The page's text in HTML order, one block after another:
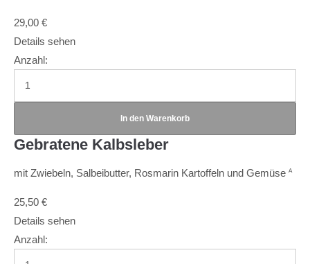
29,00 €
Details sehen
Anzahl:
Gebratene Kalbsleber
mit Zwiebeln, Salbeibutter, Rosmarin Kartoffeln und Gemüse A
25,50 €
Details sehen
Anzahl: